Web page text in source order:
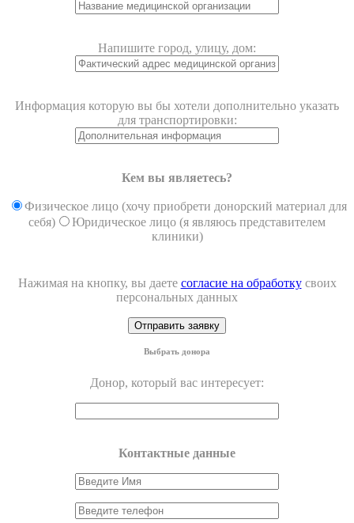
Напишите город, улицу, дом:
Информация которую вы бы хотели дополнительно указать
для транспортировки:
Кем вы являетесь?
Физическое лицо (хочу приобрети донорский материал для
себя)
Юридическое лицо (я являюсь представителем
клиники)
Нажимая на кнопку, вы даете согласие на обработкусвоих
персональных данных
Выбрать донора
Донор, который вас интересует:
Контактные данные